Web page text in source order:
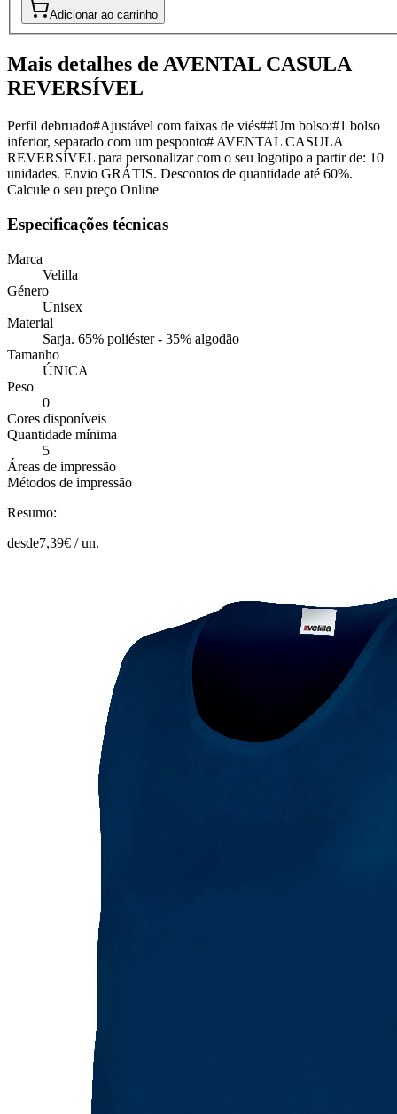
Adicionar ao carrinho
Mais detalhes de AVENTAL CASULA
REVERSÍVEL
Perfil debruado#Ajustável com faixas de viés##Um bolso:#1 bolso
inferior, separado com um pesponto# AVENTAL CASULA
REVERSÍVEL para personalizar com o seu logotipo a partir de: 10
unidades. Envio GRÁTIS. Descontos de quantidade até 60%.
Calcule o seu preço Online
Especificações técnicas
Marca
Velilla
Género
Unisex
Material
Sarja. 65% poliéster - 35% algodão
Tamanho
ÚNICA
Peso
0
Cores disponíveis
Quantidade mínima
5
Áreas de impressão
Métodos de impressão
Resumo:
desde7,39€ /un.